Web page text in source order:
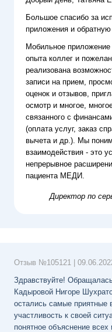
Большое спасибо за
приложения и обратную
Мобильное приложение
опыта коллег и
реализована
записи на прием,
оценок и отзывов,
осмотр и многое,
связанного с
(оплата услуг, заказ
вычета и др.). Мы
взаимодействия - это
непрерывное
пациента МЕДИ.
Директор по
Отзыв №105121
Здравствуйте!
Кадыровой Нигоре
остались самые приятные
участливость к своей
понятное объяснение